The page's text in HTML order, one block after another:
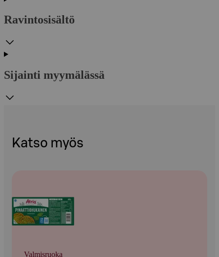
Ravintosisältö
Sijainti myymälässä
Katso myös
Valmisruoka